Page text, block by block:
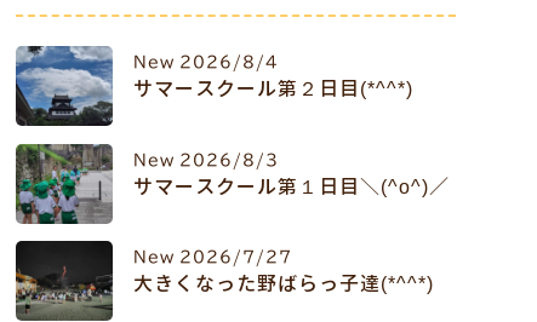
New 2026/8/4
サマースクール第２日目(*^^*)
New 2026/8/3
サマースクール第１日目＼(^o^)／
New 2026/7/27
大きくなった野ばらっ子達(*^^*)